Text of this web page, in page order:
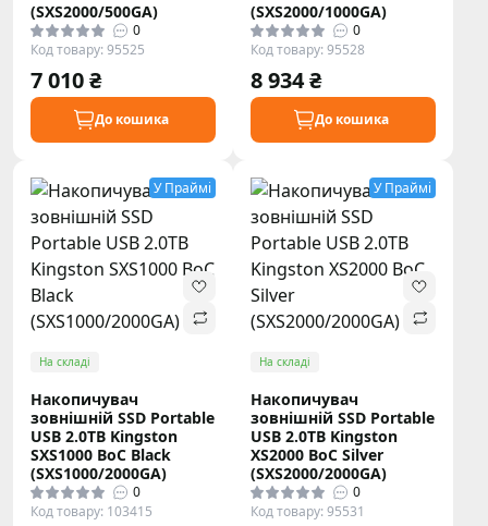
(SXS2000/500GA)
0
Код товару: 95525
7 010 ₴
До кошика
(SXS2000/1000GA)
0
Код товару: 95528
8 934 ₴
До кошика
У Праймі
На складі
Накопичувач
зовнішній SSD Portable
USB 2.0ТB Kingston
SXS1000 BoC Black
(SXS1000/2000GA)
0
Код товару: 103415
У Праймі
На складі
Накопичувач
зовнішній SSD Portable
USB 2.0ТB Kingston
XS2000 BoC Silver
(SXS2000/2000GA)
0
Код товару: 95531